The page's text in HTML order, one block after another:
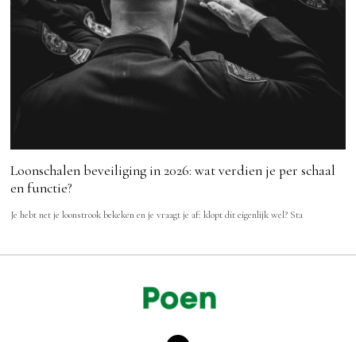
Loonschalen beveiliging in 2026: wat verdien je per schaal
en functie?
Je hebt net je loonstrook bekeken en je vraagt je af: klopt dit eigenlijk wel? Sta